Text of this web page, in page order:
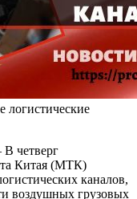
логистические
четверг
Китая (МТК)
каналов,
воздушных грузовых